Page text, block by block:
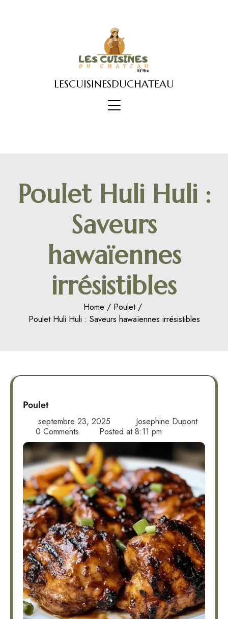
LESCUISINESDUCHATEAU
Poulet Huli Huli :
Saveurs
hawaïennes
irrésistibles
Home
Poulet
Poulet Huli Huli : Saveurs hawaïennes irrésistibles
Poulet
septembre 23, 2025
Josephine Dupont
0 Comments
Posted at8:11 pm